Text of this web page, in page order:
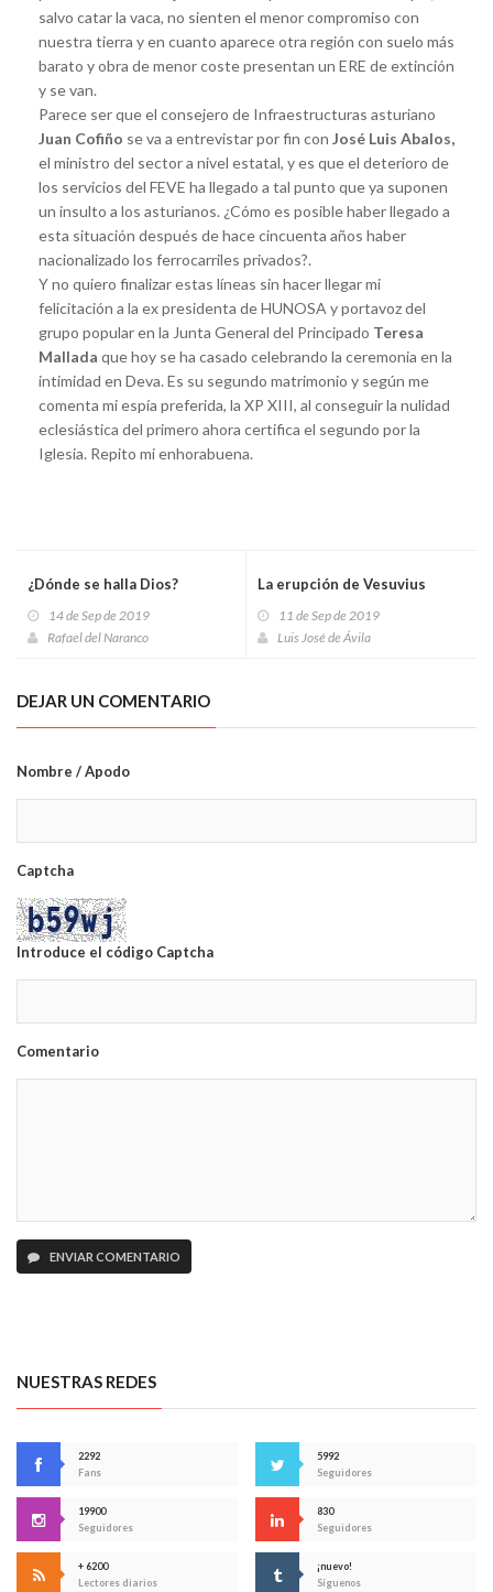
salvo catar la vaca, no sienten el menor compromiso con
nuestra tierra y en cuanto aparece otra región con suelo más
barato y obra de menor coste presentan un ERE de extinción
y se van.
Parece ser que el consejero de Infraestructuras asturiano
Juan Cofiño se va a entrevistar por fin con José Luis Abalos,
el ministro del sector a nivel estatal, y es que el deterioro de
los servicios del FEVE ha llegado a tal punto que ya suponen
un insulto a los asturianos. ¿Cómo es posible haber llegado a
esta situación después de hace cincuenta años haber
nacionalizado los ferrocarriles privados?.
Y no quiero finalizar estas líneas sin hacer llegar mi
felicitación a la ex presidenta de HUNOSA y portavoz del
grupo popular en la Junta General del Principado Teresa
Mallada que hoy se ha casado celebrando la ceremonia en la
intimidad en Deva. Es su segundo matrimonio y según me
comenta mi espía preferida, la XP XIII, al conseguir la nulidad
eclesiástica del primero ahora certifica el segundo por la
Iglesia. Repito mi enhorabuena.
¿Dónde se halla Dios?
14 de Sep de 2019
Rafael del Naranco
La erupción de Vesuvius
11 de Sep de 2019
Luis José de Ávila
DEJAR UN COMENTARIO
Nombre / Apodo
Captcha
Introduce el código Captcha
Comentario
ENVIAR COMENTARIO
NUESTRAS REDES
2292
Fans
5992
Seguidores
19900
Seguidores
830
Seguidores
+ 6200
Lectores diarios
¡nuevo!
Síguenos